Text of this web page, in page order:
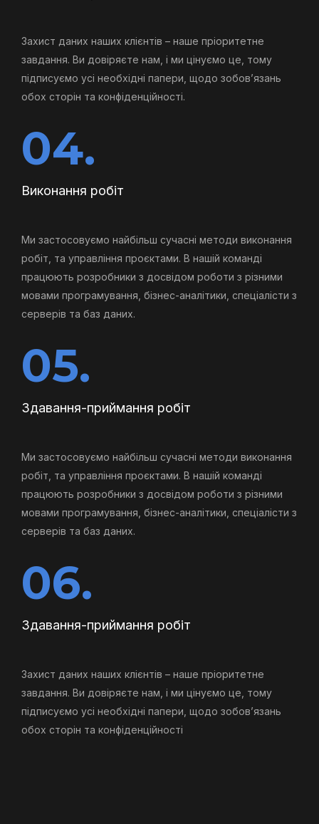
Захист даних наших клієнтів – наше пріоритетне
завдання. Ви довіряєте нам, і ми цінуємо це, тому
підписуємо усі необхідні папери, щодо зобов’язань
обох сторін та конфіденційності.
04.
Виконання робіт
Ми застосовуємо найбільш сучасні методи виконання
робіт, та управління проєктами. В нашій команді
працюють розробники з досвідом роботи з різними
мовами програмування, бізнес-аналітики, спеціалісти з
серверів та баз даних.
05.
Здавання-приймання робіт
Ми застосовуємо найбільш сучасні методи виконання
робіт, та управління проєктами. В нашій команді
працюють розробники з досвідом роботи з різними
мовами програмування, бізнес-аналітики, спеціалісти з
серверів та баз даних.
06.
Здавання-приймання робіт
Захист даних наших клієнтів – наше пріоритетне
завдання. Ви довіряєте нам, і ми цінуємо це, тому
підписуємо усі необхідні папери, щодо зобов’язань
обох сторін та конфіденційності